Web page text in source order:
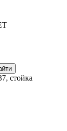
, стойка